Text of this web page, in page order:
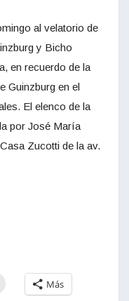
al velatorio de
y Bicho
en recuerdo de la
Guinzburg en el
El elenco de la
por José María
Zucotti de la av.
Más